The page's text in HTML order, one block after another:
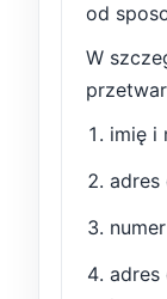
od
W
imię i
adres
adres